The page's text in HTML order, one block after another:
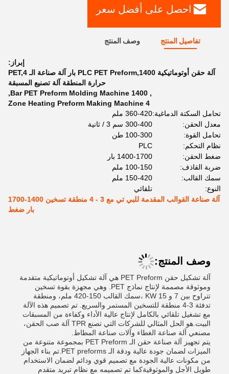
احصل على أفضل سعر
تفاصيل المنتج وصف المنتج
إبراز:
آلة حقن أوتوماتيكية PLC PET Preform,1400 بار آلة صناعة الـ PET,4
حرارة المنطقة آلة تصنيع المسبقة
,
1400 Bar PET Preform Molding Machine
,
4 Zone Heating Preform Making Machine
تحامل السكتة الدماغية:360-420 ملم
معدل الحقن:
300-400 سم 3 / ثانية
تحامل القوة:
100-300 طن
نظام التحكم:
PLC
ضغط الحقن:
1400-1700 بار
ضربة القاذف:
100-150 ملم
سمك القالب:
150-420 ملم
النوع:
تلقائي
آلة صناعة القوالب المقدمة للبي تي مع 3 - 4 منطقة تسخين 1400-1700
بار ضغط
وصف المنتج:
آلة تشكيل حقن PET Preform هي آلة تشكيل أوتوماتيكية متقدمة
وموثوقة مصممة لإنتاج نماذج PET. وهي مجهزة بقوة تسخين
تتراوح بين 7 و 15 KW ،سمك القالب 150-420 ملم، ومنطقة
تدفئة 3-4 منطقة للتسخين المستمر والسريع. تم تصميم هذه الآلة
مع تشغيل تلقائي بالكامل لإنتاج عالية الأداء وكفاءة من المسبقات
البيت.هو الحل المثالي للشركات التي تصنع TPR آلة صب الحقن،
مصنعي آلة صناعة الغطاء وآلات صناعة المطاط.
يتم تجهيز آلة صناعة حقن الـ PET Preform بمجموعة متنوعة من
الميزات لضمان جودة عالية ودقة الـ PET preforms.تم بناء الجهاز
من مكونات عالية الجودة مع تصميم قوي ودائم لضمان الاستخدام
طويل الأجل والموثوقيةكما تم تصميمه مع نظام تبريد متقدم